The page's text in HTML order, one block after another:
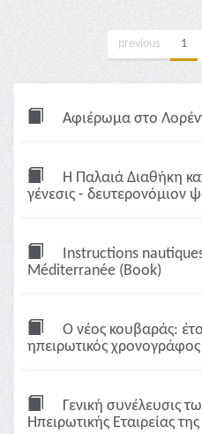
previous 1
Αφιέρωμα στο
Η Παλαιά Διαθήκη
γένεσις - δευτερονόμιον
Instructions
Méditerranée (Book)
Ο νέος κουβαράς:
ηπειρωτικός
Γενική συνέλευσις
Ηπειρωτικής Εταιρείας